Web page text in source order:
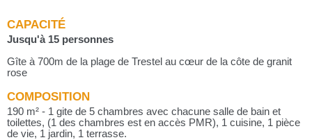
CAPACITÉ
Jusqu'à 15 personnes
Gîte à 700m de la plage de Trestel au cœur de la côte de granit
rose
COMPOSITION
190 m² - 1 gite de 5 chambres avec chacune salle de bain et
toilettes, (1 des chambres est en accès PMR), 1 cuisine, 1 pièce
de vie, 1 jardin, 1 terrasse.